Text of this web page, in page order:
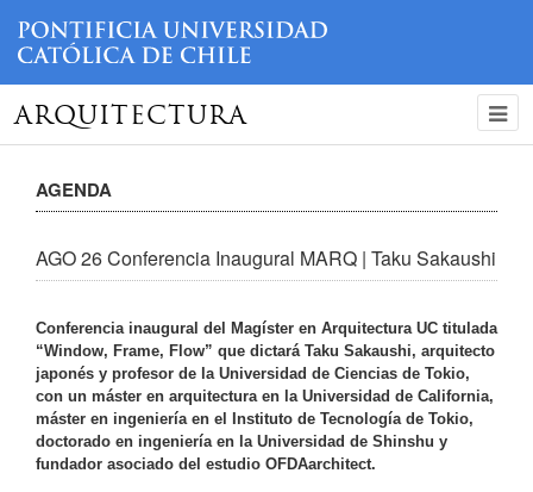
ARQUITECTURA
AGENDA
AGO 26 Conferencia Inaugural MARQ | Taku Sakaushi
Conferencia inaugural del Magíster en Arquitectura UC titulada
“Window, Frame, Flow” que dictará Taku Sakaushi, arquitecto
japonés y profesor de la Universidad de Ciencias de Tokio,
con un máster en arquitectura en la Universidad de California,
máster en ingeniería en el Instituto de Tecnología de Tokio,
doctorado en ingeniería en la Universidad de Shinshu y
fundador asociado del estudio OFDAarchitect.